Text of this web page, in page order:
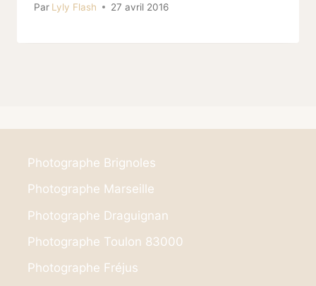
Par Lyly Flash 27 avril 2016
Photographe Brignoles
Photographe Marseille
Photographe Draguignan
Photographe Toulon 83000
Photographe Fréjus